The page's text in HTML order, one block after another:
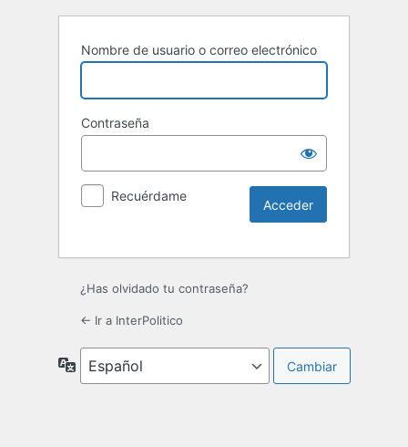
Nombre de usuario o correo electrónico
Contraseña
Recuérdame
¿Has olvidado tu contraseña?
← Ir a InterPolitico
Idioma